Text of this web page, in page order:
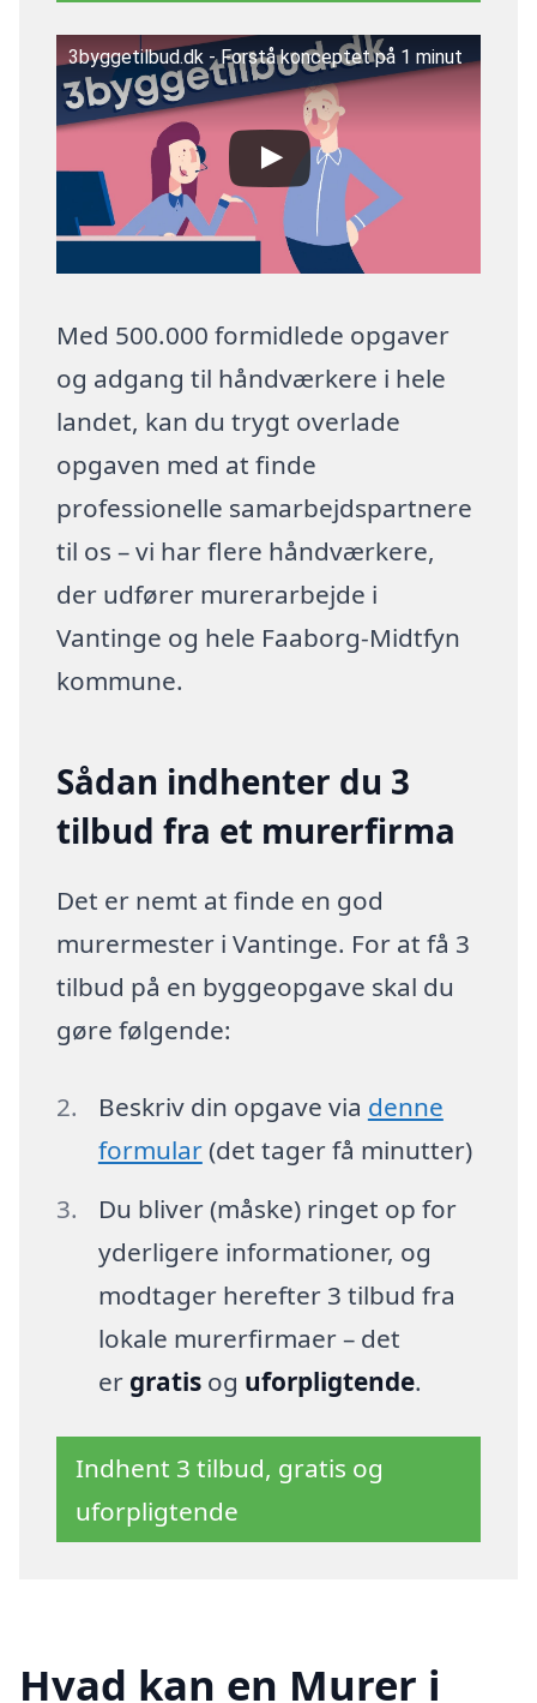
3byggetilbud.dk - Forstå konceptet på 1 minut
Med 500.000 formidlede opgaver
og adgang til håndværkere i hele
landet, kan du trygt overlade
opgaven med at finde
professionelle samarbejdspartnere
til os – vi har flere håndværkere,
der udfører murerarbejde i
Vantinge og hele Faaborg-Midtfyn
kommune.
Sådan indhenter du 3
tilbud fra et murerfirma
Det er nemt at finde en god
murermester i Vantinge. For at få 3
tilbud på en byggeopgave skal du
gøre følgende:
Beskriv din opgave via denne
formular(det tager få minutter)
Du bliver (måske) ringet op for
yderligere informationer, og
modtager herefter 3 tilbud fra
lokale murerfirmaer – det
er gratisog uforpligtende.
Indhent 3 tilbud, gratis og
uforpligtende
Hvad kan en Murer i